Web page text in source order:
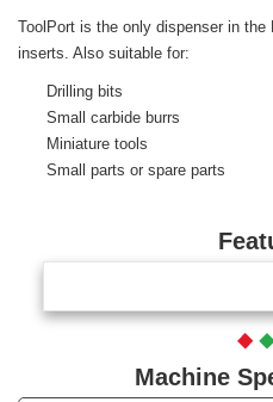
ToolPort is the only dispenser in
inserts. Also suitable for:
Drilling bits
Small carbide burrs
Miniature tools
Small parts or spare parts
Machine